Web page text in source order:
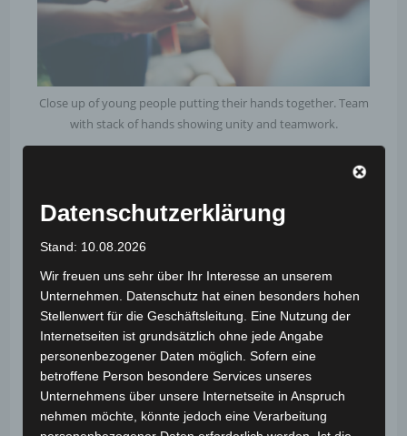
Close up of young people putting their hands together. Team
with stack of hands showing unity and teamwork.
Teambuilding
Autor:
veröffentlicht:
Kategorie:
Beitrags-
Kommentare:
0 Kommentare
Teambuilding und Zauberei, das ist eine
faszinierende Kombination mit vielen Möglichkeiten!
Wer schon einmal bei einem guten Zauberer
gesessen ist und gemeinsam mit den anderen
Zusehern einen magischen Moment hatte, der kann
Datenschutzerklärung
Stand: 10.08.2026
Wir freuen uns sehr über Ihr Interesse an unserem
Unternehmen. Datenschutz hat einen besonders hohen
Stellenwert für die Geschäftsleitung. Eine Nutzung der
Internetseiten ist grundsätzlich ohne jede Angabe
personenbezogener Daten möglich. Sofern eine
betroffene Person besondere Services unseres
Unternehmens über unsere Internetseite in Anspruch
nehmen möchte, könnte jedoch eine Verarbeitung